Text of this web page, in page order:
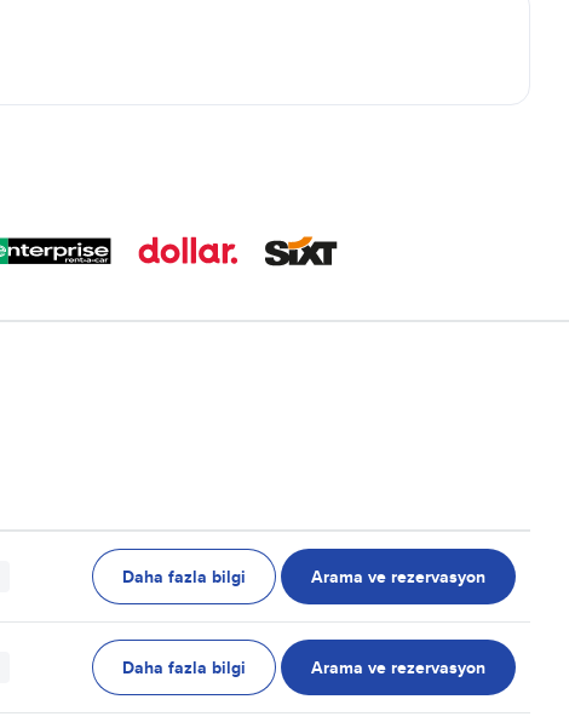
Daha fazla bilgi Arama ve rezervasyon
Daha fazla bilgi Arama ve rezervasyon